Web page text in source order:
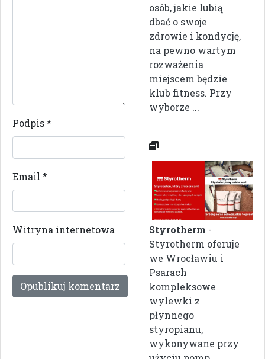
Podpis*
Email *
Witryna internetowa
osób, jakie lubią
dbać o swoje
zdrowie i kondycję,
na pewno wartym
rozważenia
miejscem będzie
klub fitness. Przy
wyborze ...
Styrotherm -
Styrotherm oferuje
we Wrocławiu i
Psarach
kompleksowe
wylewki z
płynnego
styropianu,
wykonywane przy